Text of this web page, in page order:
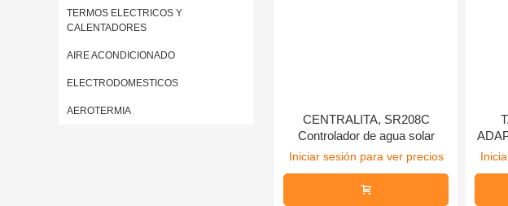
TERMOS ELECTRICOS Y
CALENTADORES
AIRE ACONDICIONADO
ELECTRODOMESTICOS
AEROTERMIA
CENTRALITA, SR208C
Controlador de agua solar
Iniciar sesión para ver precios